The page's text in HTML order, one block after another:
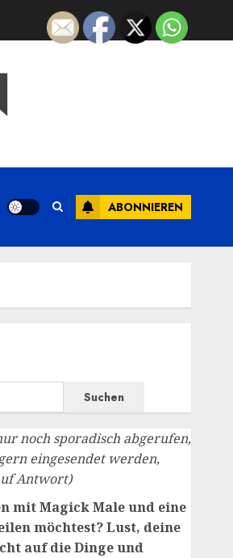
ABONNIEREN
Suchen
noch sporadisch abgerufen,
eingesendet werden,
Antwort)
mit Magick Male und eine
möchtest? Lust, deine
auf die Dinge und